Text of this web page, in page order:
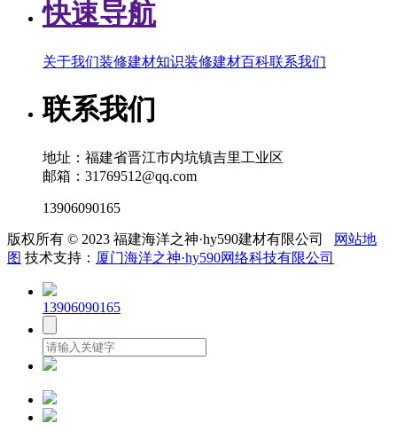
快速导航
关于我们装修建材知识装修建材百科联系我们
联系我们
地址：福建省晋江市内坑镇吉里工业区
邮箱：31769512@qq.com
13906090165
版权所有 © 2023 福建海洋之神·hy590建材有限公司
网站地
图 技术支持： 厦门海洋之神·hy590网络科技有限公司
13906090165